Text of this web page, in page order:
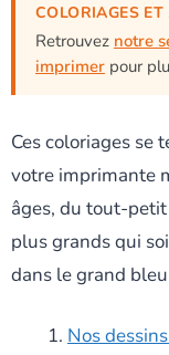
COLORIAGES
Retrouvez notre
imprimer pour
Ces coloriages se
votre imprimante
âges, du tout-
plus grands qui
dans le grand
Nos